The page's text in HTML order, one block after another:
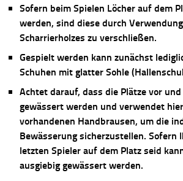
Sofern beim Spielen Löcher auf dem
werden, sind diese durch
Scharrierholzes zu verschließen.
Gespielt werden kann zunächst
Schuhen mit glatter Sohle
Achtet darauf, dass die Plätze vor
gewässert werden und verwendet
vorhandenen Handbrausen, um die
Bewässerung sicherzustellen. Sofern
letzten Spieler auf dem Platz seid
ausgiebig gewässert werden.